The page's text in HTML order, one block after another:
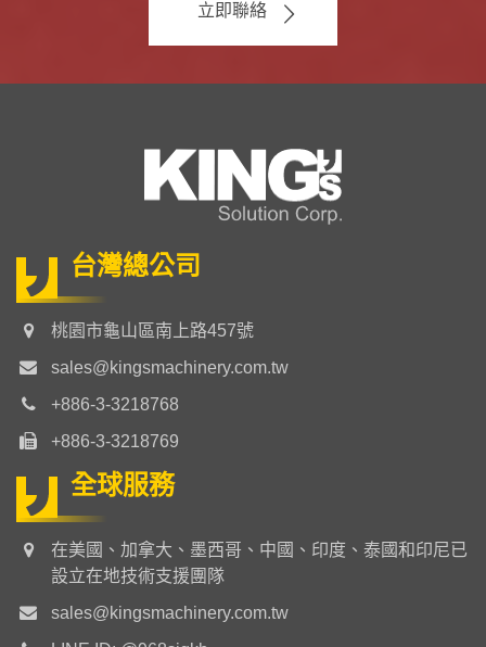
立即聯絡
台灣總公司
桃園市龜山區南上路457號
sales@kingsmachinery.com.tw
+886-3-3218768
+886-3-3218769
全球服務
在美國、加拿大、墨西哥、中國、印度、泰國和印尼已
設立在地技術支援團隊
sales@kingsmachinery.com.tw